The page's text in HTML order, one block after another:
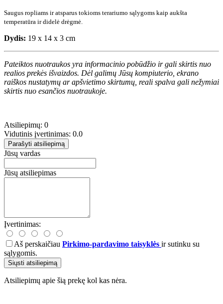
Saugus ropliams ir atsparus tokioms terariumo sąlygoms kaip aukšta
temperatūra ir didelė drėgmė.
Dydis: 19 x 14 x 3 cm
Pateiktos nuotraukos yra informacinio pobūdžio ir gali skirtis nuo
realios prekės išvaizdos. Dėl galimų Jūsų kompiuterio, ekrano
raiškos nustatymų ar apšvietimo skirtumų, reali spalva gali nežymiai
skirtis nuo esančios nuotraukoje.
Atsiliepimų: 0
Vidutinis įvertinimas: 0.0
Parašyti atsiliepimą
Jūsų vardas
Jūsų atsiliepimas
Įvertinimas:
Aš perskaičiau Pirkimo-pardavimo taisyklės ir sutinku su
sąlygomis.
Siųsti atsiliepimą
Atsiliepimų apie šią prekę kol kas nėra.